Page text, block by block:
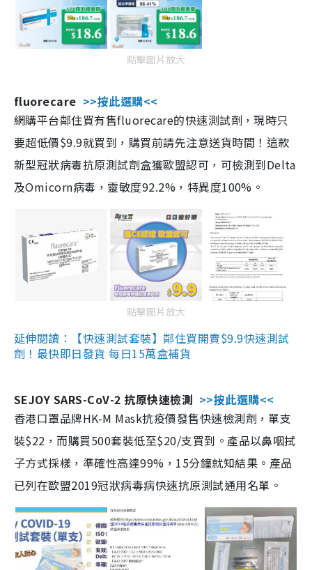
點擊圖片放大
fluorecare >>按此選購<<
網購平台鄰住買有售fluorecare的快速測試劑，現時只
要超低價$9.9就買到，購買前請先注意送貨時間！這款
新型冠狀病毒抗原測試劑盒獲歐盟認可，可檢測到Delta
及Omicorn病毒，靈敏度92.2%，特異度100%。
點擊圖片放大
延伸閱讀：【快速測試套裝】鄰住買開賣$9.9快速測試
劑！最快即日發貨 每日15萬盒補貨
SEJOY SARS-CoV-2 抗原快速檢測 >>按此選購<<
香港口罩品牌HK-M Mask抗疫價發售快速檢測劑，單支
裝$22，而購買500套裝低至$20/支買到。產品以鼻咽拭
子方式採樣，準確性高達99%，15分鐘就知結果。產品
已列在歐盟2019冠狀病毒病快速抗原測試通用名單。